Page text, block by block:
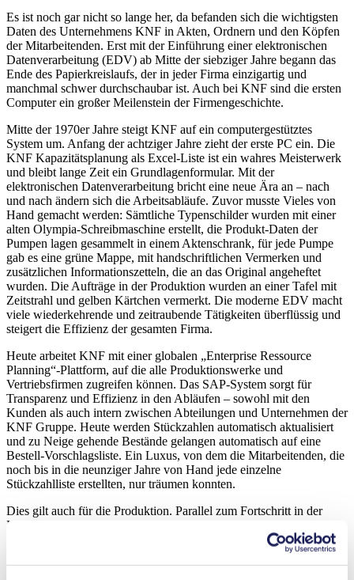
Es ist noch gar nicht so lange her, da befanden sich die wichtigsten
Daten des Unternehmens KNF in Akten, Ordnern und den Köpfen
der Mitarbeitenden. Erst mit der Einführung einer elektronischen
Datenverarbeitung (EDV) ab Mitte der siebziger Jahre begann das
Ende des Papierkreislaufs, der in jeder Firma einzigartig und
manchmal schwer durchschaubar ist. Auch bei KNF sind die ersten
Computer ein großer Meilenstein der Firmengeschichte.
Mitte der 1970er Jahre steigt KNF auf ein computergestütztes
System um. Anfang der achtziger Jahre zieht der erste PC ein. Die
KNF Kapazitätsplanung als Excel-Liste ist ein wahres Meisterwerk
und bleibt lange Zeit ein Grundlagenformular. Mit der
elektronischen Datenverarbeitung bricht eine neue Ära an – nach
und nach ändern sich die Arbeitsabläufe. Zuvor musste Vieles von
Hand gemacht werden: Sämtliche Typenschilder wurden mit einer
alten Olympia-Schreibmaschine erstellt, die Produkt-Daten der
Pumpen lagen gesammelt in einem Aktenschrank, für jede Pumpe
gab es eine grüne Mappe, mit handschriftlichen Vermerken und
zusätzlichen Informationszetteln, die an das Original angeheftet
wurden. Die Aufträge in der Produktion wurden an einer Tafel mit
Zeitstrahl und gelben Kärtchen vermerkt. Die moderne EDV macht
viele wiederkehrende und zeitraubende Tätigkeiten überflüssig und
steigert die Effizienz der gesamten Firma.
Heute arbeitet KNF mit einer globalen „Enterprise Ressource
Planning“-Plattform, auf die alle Produktionswerke und
Vertriebsfirmen zugreifen können. Das SAP-System sorgt für
Transparenz und Effizienz in den Abläufen – sowohl mit den
Kunden als auch intern zwischen Abteilungen und Unternehmen der
KNF Gruppe. Heute werden Stückzahlen automatisch aktualisiert
und zu Neige gehende Bestände gelangen automatisch auf eine
Bestell-Vorschlagsliste. Ein Luxus, von dem die Mitarbeitenden, die
noch bis in die neunziger Jahre von Hand jede einzelne
Stückzahlliste erstellten, nur träumen konnten.
Dies gilt auch für die Produktion. Parallel zum Fortschritt in der
Kommunikation, Information und Datenverarbeitung hat sich KNF
rasant entwickelt – vom handwerklich geprägten Betrieb zu einem
topmodernen, industriellen Unternehmen. Die erste CNC-Maschine
hielt übrigens 1989 Einzug bei KNF – ebenfalls ein wichtiger